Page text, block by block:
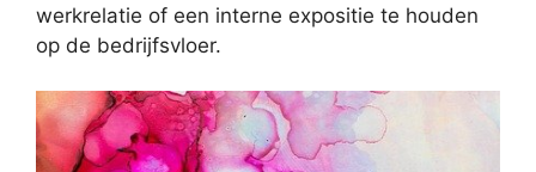
werkrelatie of een interne expositie te houden
op de bedrijfsvloer.